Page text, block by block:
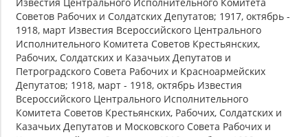
Известия Центрального Исполнительного Комитета
Советов Рабочих и Солдатских Депутатов; 1917, октябрь -
1918, март Известия Всероссийского Центрального
Исполнительного Комитета Советов Крестьянских,
Рабочих, Солдатских и Казачьих Депутатов и
Петроградского Совета Рабочих и Красноармейских
Депутатов; 1918, март - 1918, октябрь Известия
Всероссийского Центрального Исполнительного
Комитета Советов Крестьянских, Рабочих, Солдатских и
Казачьих Депутатов и Московского Совета Рабочих и